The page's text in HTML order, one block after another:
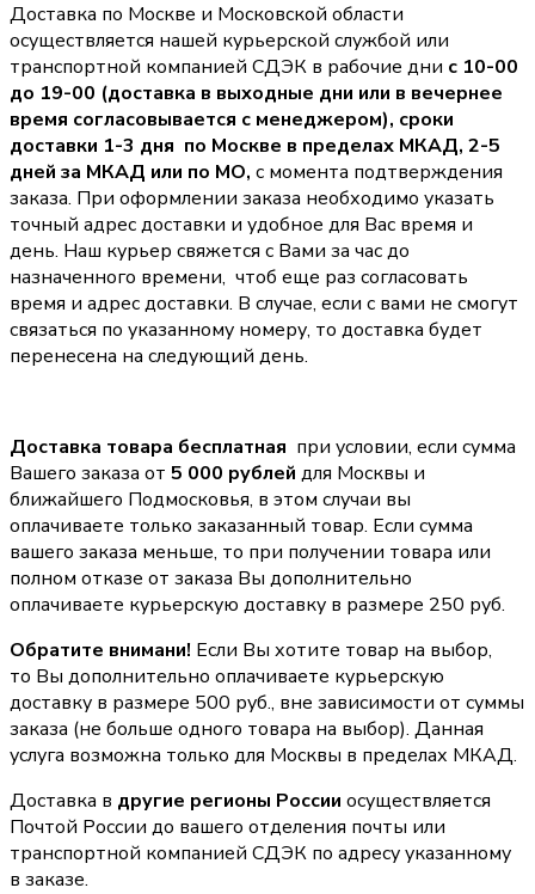
Доставка по Москве и Московской области
осуществляется нашей курьерской службой или
транспортной компанией СДЭК в рабочие дни с 10-00
до 19-00 (доставка в выходные дни или в вечернее
время согласовывается с менеджером), сроки
доставки 1-3 дня по Москве в пределах МКАД, 2-5
дней за МКАД или по МО, с момента подтверждения
заказа. При оформлении заказа необходимо указать
точный адрес доставки и удобное для Вас время и
день. Наш курьер свяжется с Вами за час до
назначенного времени, чтоб еще раз согласовать
время и адрес доставки. В случае, если с вами не смогут
связаться по указанному номеру, то доставка будет
перенесена на следующий день.
Доставка товара бесплатная при условии, если сумма
Вашего заказа от 5 000 рублей для Москвы и
ближайшего Подмосковья, в этом случаи вы
оплачиваете только заказанный товар. Если сумма
вашего заказа меньше, то при получении товара или
полном отказе от заказа Вы дополнительно
оплачиваете курьерскую доставку в размере 250 руб.
Обратите внимани! Если Вы хотите товар на выбор,
то Вы дополнительно оплачиваете курьерскую
доставку в размере 500 руб., вне зависимости от суммы
заказа (не больше одного товара на выбор). Данная
услуга возможна только для Москвы в пределах МКАД.
Доставка в другие регионы России осуществляется
Почтой России до вашего отделения почты или
транспортной компанией СДЭК по адресу указанному
в заказе.